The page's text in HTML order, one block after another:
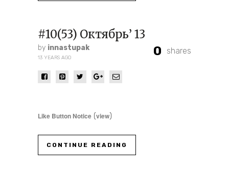
#10(53) Октябрь’ 13
by innastupak
13 YEARS AGO 0 shares
Like Button Notice (view)
CONTINUE READING